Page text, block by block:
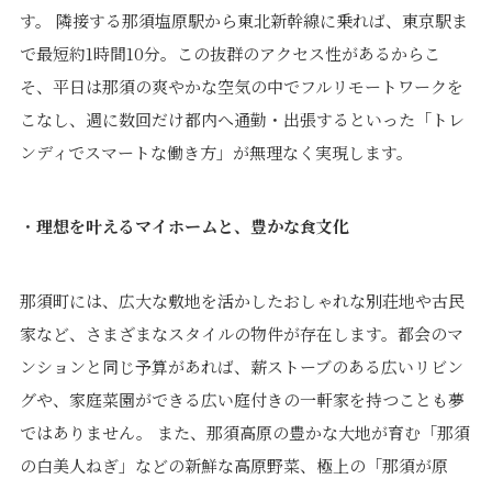
す。 隣接する那須塩原駅から東北新幹線に乗れば、東京駅ま
で最短約1時間10分。この抜群のアクセス性があるからこ
そ、平日は那須の爽やかな空気の中でフルリモートワークを
こなし、週に数回だけ都内へ通勤・出張するといった「トレ
ンディでスマートな働き方」が無理なく実現します。
・ 理想を叶えるマイホームと、豊かな食文化
那須町には、広大な敷地を活かしたおしゃれな別荘地や古民
家など、さまざまなスタイルの物件が存在します。都会のマ
ンションと同じ予算があれば、薪ストーブのある広いリビン
グや、家庭菜園ができる広い庭付きの一軒家を持つことも夢
ではありません。 また、那須高原の豊かな大地が育む「那須
の白美人ねぎ」などの新鮮な高原野菜、極上の「那須が原